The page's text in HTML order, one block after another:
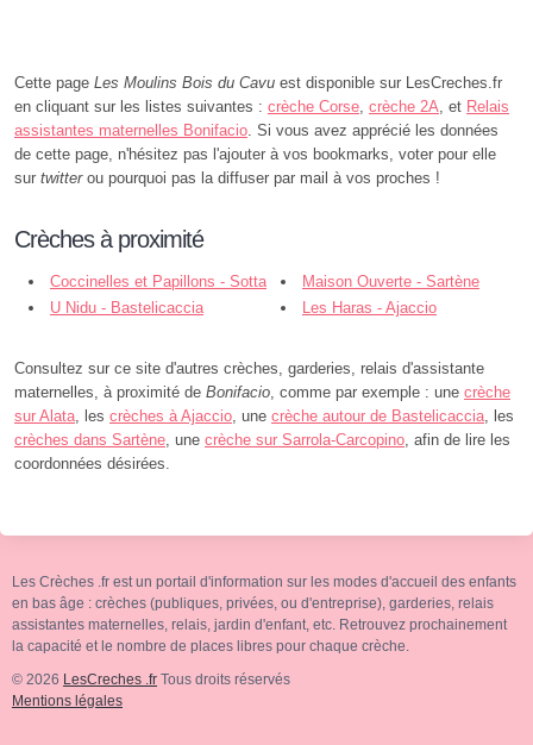
Cette page Les Moulins Bois du Cavu est disponible sur LesCreches.fr
en cliquant sur les listes suivantes : crèche Corse, crèche 2A, et Relais
assistantes maternelles Bonifacio. Si vous avez apprécié les données
de cette page, n'hésitez pas l'ajouter à vos bookmarks, voter pour elle
sur twitterou pourquoi pas la diffuser par mail à vos proches !
Crèches à proximité
Coccinelles et Papillons - Sotta
Maison Ouverte - Sartène
U Nidu - Bastelicaccia
Les Haras - Ajaccio
Consultez sur ce site d'autres crèches, garderies, relais d'assistante
maternelles, à proximité de Bonifacio, comme par exemple : une crèche
sur Alata, les crèches à Ajaccio, une crèche autour de Bastelicaccia, les
crèches dans Sartène, une crèche sur Sarrola-Carcopino, afin de lire les
coordonnées désirées.
Les Crèches .fr est un portail d'information sur les modes d'accueil des enfants
en bas âge : crèches (publiques, privées, ou d'entreprise), garderies, relais
assistantes maternelles, relais, jardin d'enfant, etc. Retrouvez prochainement
la capacité et le nombre de places libres pour chaque crèche.
© 2026 LesCreches .fr Tous droits réservés
Mentions légales